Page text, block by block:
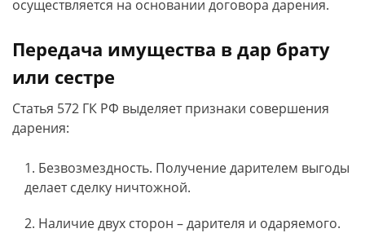
осуществляется на основании договора дарения.
Передача имущества в дар брату
или сестре
Статья 572 ГК РФ выделяет признаки совершения
дарения:
Безвозмездность. Получение дарителем выгоды
делает сделку ничтожной.
Наличие двух сторон – дарителя и одаряемого.